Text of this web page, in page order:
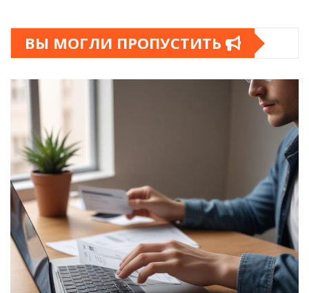
ВЫ МОГЛИ ПРОПУСТИТЬ